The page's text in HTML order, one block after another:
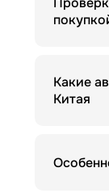
Какие
Китая